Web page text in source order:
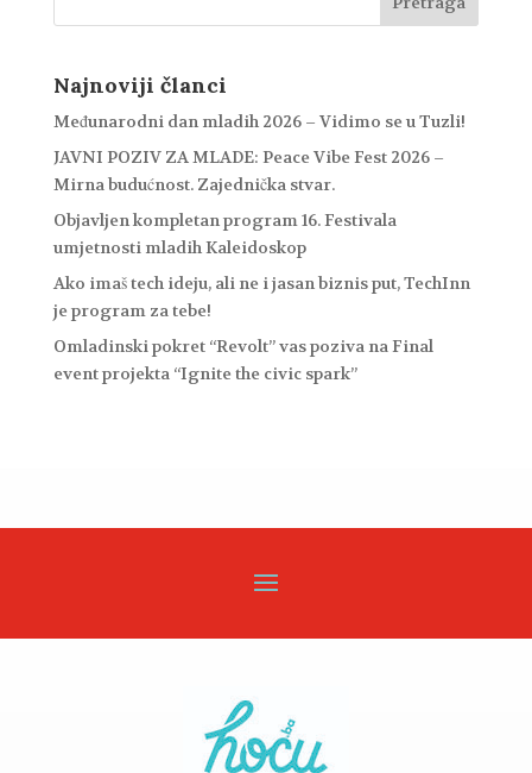
Najnoviji članci
Međunarodni dan mladih 2026 – Vidimo se u Tuzli!
JAVNI POZIV ZA MLADE: Peace Vibe Fest 2026 –
Mirna budućnost. Zajednička stvar.
Objavljen kompletan program 16. Festivala
umjetnosti mladih Kaleidoskop
Ako imaš tech ideju, ali ne i jasan biznis put, TechInn
je program za tebe!
Omladinski pokret “Revolt” vas poziva na Final
event projekta “Ignite the civic spark”